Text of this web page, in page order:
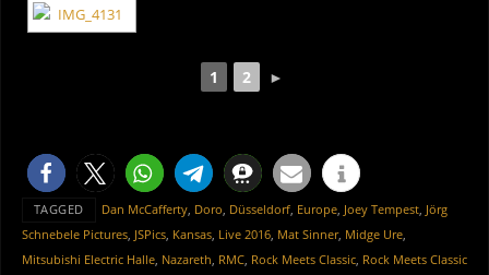
1 2 ►
TAGGED Dan McCafferty, Doro Düsseldorf, Europe, Joey Tempest, Jörg
Schnebele Pictures, JSPics, Kansas, Live 2016, Mat Sinner, Midge Ure,
Mitsubishi Electric Halle, Nazareth RMC, Rock Meets Classic, Rock Meets Classic